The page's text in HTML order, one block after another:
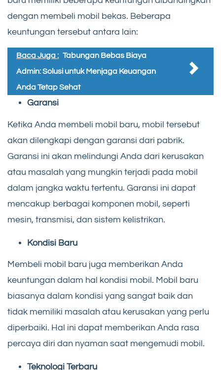
dengan membeli mobil bekas. Beberapa
keuntungan tersebut antara lain:
Baca Juga : Tabungan Bebas Biaya
Admin: Solusi untuk Menjaga Keuangan
Anda Tetap Sehat
Garansi
Ketika Anda membeli mobil baru, mobil tersebut
akan dilengkapi dengan garansi dari pabrik.
Garansi ini akan melindungi Anda dari kerusakan
atau masalah yang mungkin terjadi pada mobil
dalam jangka waktu tertentu. Garansi ini dapat
mencakup berbagai komponen mobil, seperti
mesin, transmisi, dan sistem kelistrikan.
Kondisi Baru
Membeli mobil baru juga memberikan Anda
keuntungan dalam hal kondisi mobil. Mobil baru
biasanya dalam kondisi yang sangat baik dan
tidak memiliki masalah atau kerusakan yang perlu
diperbaiki. Hal ini dapat memberikan Anda rasa
percaya diri dan nyaman saat mengemudi mobil.
Teknologi Terbaru